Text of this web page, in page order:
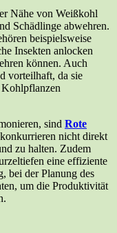
Nähe von Weißkohl
Schädlinge abwehren.
beispielsweise
Insekten anlocken
können. Auch
vorteilhaft, da sie
sind Rote
nicht direkt
zu halten. Zudem
eine effiziente
bei der Planung des
um die Produktivität